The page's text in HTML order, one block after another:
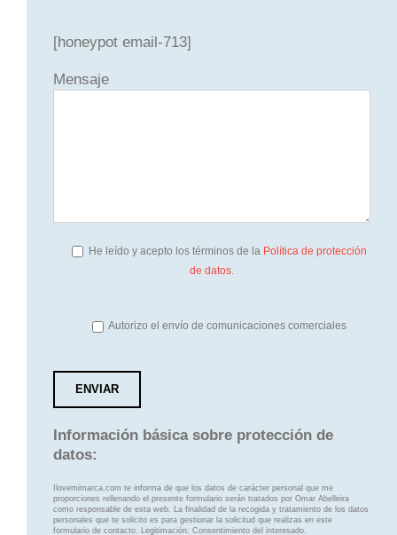
[honeypot email-713]
Mensaje
He leído y acepto los términos de la Política de protección
de datos.
Autorizo el envío de comunicaciones comerciales
Información básica sobre protección de
datos:
Ilovemimarca.com te informa de que los datos de carácter personal que me
proporciones rellenando el presente formulario serán tratados por Omar Abelleira
como responsable de esta web. La finalidad de la recogida y tratamiento de los datos
personales que te solicito es para gestionar la solicitud que realizas en este
formulario de contacto. Legitimación: Consentimiento del interesado.